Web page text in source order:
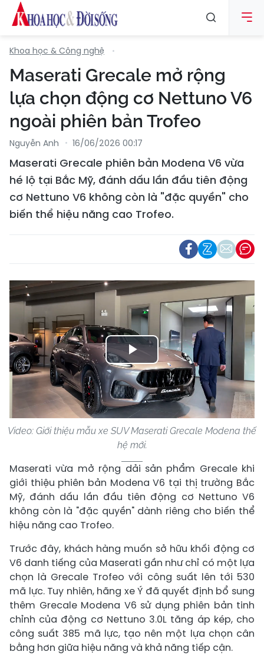
Khoa học & Công nghệ
Maserati Grecale mở rộng
lựa chọn động cơ Nettuno V6
ngoài phiên bản Trofeo
Nguyễn Anh 16/06/2026 00:17
Maserati Grecale phiên bản Modena V6 vừa
hé lộ tại Bắc Mỹ, đánh dấu lần đầu tiên động
cơ Nettuno V6 không còn là "đặc quyền" cho
biến thể hiệu năng cao Trofeo.
Play
Video
Video: Giới thiệu mẫu xe SUV Maserati Grecale Modena thế
hệ mới.
Maserati vừa mở rộng dải sản phẩm Grecale khi
giới thiệu phiên bản Modena V6 tại thị trường Bắc
Mỹ, đánh dấu lần đầu tiên động cơ Nettuno V6
không còn là "đặc quyền" dành riêng cho biến thể
hiệu năng cao Trofeo.
Trước đây, khách hàng muốn sở hữu khối động cơ
V6 danh tiếng của Maserati gần như chỉ có một lựa
chọn là Grecale Trofeo với công suất lên tới 530
mã lực. Tuy nhiên, hãng xe Ý đã quyết định bổ sung
thêm Grecale Modena V6 sử dụng phiên bản tinh
chỉnh của động cơ Nettuno 3.0L tăng áp kép, cho
công suất 385 mã lực, tạo nên một lựa chọn cân
bằng hơn giữa hiệu năng và khả năng tiếp cận.